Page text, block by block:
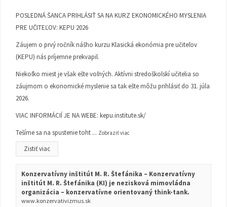
POSLEDNÁ ŠANCA PRIHLÁSIŤ SA NA KURZ EKONOMICKÉHO MYSLENIA
PRE UČITEĽOV: KEPU 2026
Záujem o prvý ročník nášho kurzu Klasická ekonómia pre učiteľov
(KEPU) nás príjemne prekvapil.
Niekoľko miest je však ešte voľných. Aktívni stredoškolskí učitelia so
záujmom o ekonomické myslenie sa tak ešte môžu prihlásiť do 31. júla
2026.
VIAC INFORMÁCIÍ JE NA WEBE: kepu.institute.sk/
Tešíme sa na spustenie toht ... Zobraziť viac
Zistiť viac
Konzervatívny inštitút M. R. Štefánika – Konzervatívny
inštitút M. R. Štefánika (KI) je nezisková mimovládna
organizácia – konzervatívne orientovaný think-tank.
www.konzervativizmus.sk